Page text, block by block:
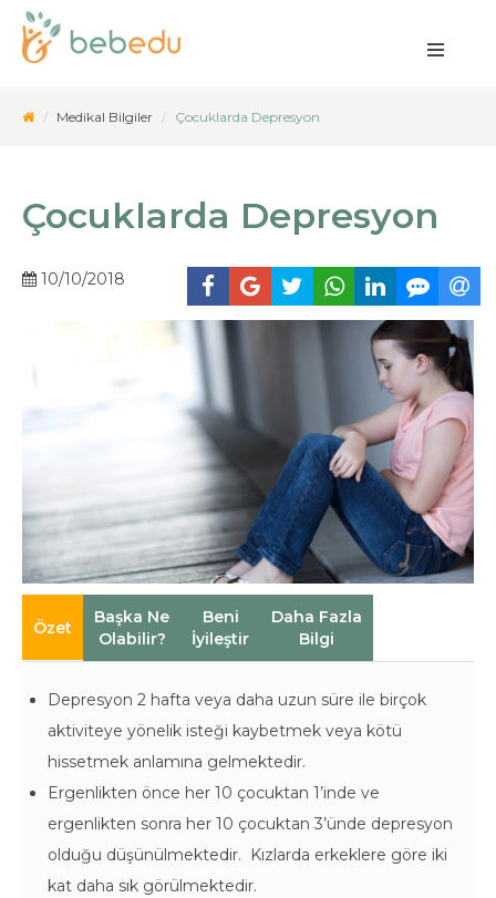
Medikal Bilgiler Çocuklarda Depresyon
Çocuklarda Depresyon
10/10/2018
Özet
Başka Ne
Olabilir?
Beni
İyileştir
Daha Fazla
Bilgi
Depresyon 2 hafta veya daha uzun süre ile birçok
aktiviteye yönelik isteği kaybetmek veya kötü
hissetmek anlamına gelmektedir.
Ergenlikten önce her 10 çocuktan 1’inde ve
ergenlikten sonra her 10 çocuktan 3’ünde depresyon
olduğu düşünülmektedir. Kızlarda erkeklere göre iki
kat daha sık görülmektedir.